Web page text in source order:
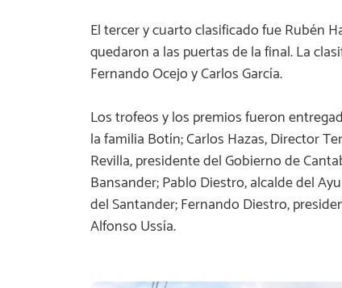
El tercer y cuarto clasificado fue Rubén
quedaron a las puertas de la final. La
Fernando Ocejo y Carlos García.
Los trofeos y los premios fueron
la familia Botín; Carlos Hazas, Director
Revilla, presidente del Gobierno de
Bansander; Pablo Diestro, alcalde del
del Santander; Fernando Diestro,
Alfonso Ussía.